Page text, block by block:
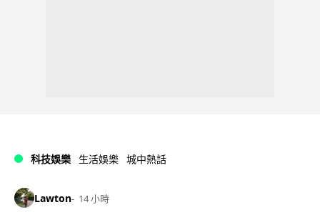
科技娛樂 生活娛樂 城中熱話
Lawton 14 小時